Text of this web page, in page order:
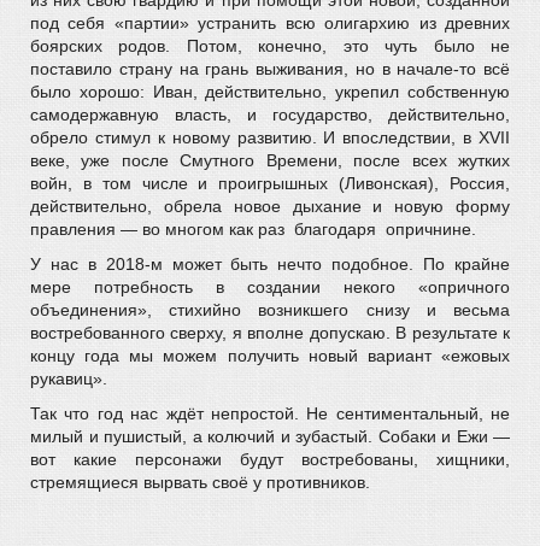
под себя «партии» устранить всю олигархию из древних
боярских родов. Потом, конечно, это чуть было не
поставило страну на грань выживания, но в начале-то всё
было хорошо: Иван, действительно, укрепил собственную
самодержавную власть, и государство, действительно,
обрело стимул к новому развитию. И впоследствии, в XVII
веке, уже после Смутного Времени, после всех жутких
войн, в том числе и проигрышных (Ливонская), Россия,
действительно, обрела новое дыхание и новую форму
правления — во многом как раз благодаря опричнине.
У нас в 2018-м может быть нечто подобное. По крайне
мере потребность в создании некого «опричного
объединения», стихийно возникшего снизу и весьма
востребованного сверху, я вполне допускаю. В результате к
концу года мы можем получить новый вариант «ежовых
рукавиц».
Так что год нас ждёт непростой. Не сентиментальный, не
милый и пушистый, а колючий и зубастый. Собаки и Ежи —
вот какие персонажи будут востребованы, хищники,
стремящиеся вырвать своё у противников.